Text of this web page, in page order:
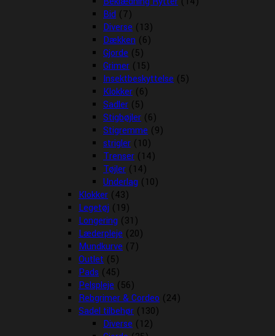
Bid (7)
Diverse (13)
Dækken (6)
Gjorde (5)
Grimer (15)
Insektbeskyttelse (5)
Klokker (6)
Sadler (5)
Stigbøjler (6)
Stigremme (9)
strigler (10)
Trenser (14)
Tøjler (14)
Underlag (10)
Klokker (43)
Legetøj (19)
Longering (31)
Læderpleje (20)
Mundkurve (7)
Outlet (5)
Pads (45)
Pelspleje (56)
Rebgrimer & Cordeo (24)
Sadel tilbehør (130)
Diverse (12)